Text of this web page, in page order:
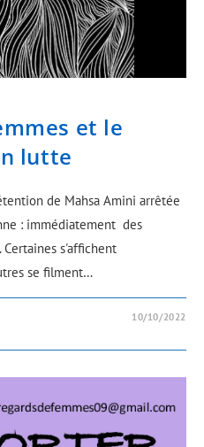
et le
lutte
de Mahsa Amini arrêtée
: immédiatement des
s'affichent
se filment…
10/10/2022